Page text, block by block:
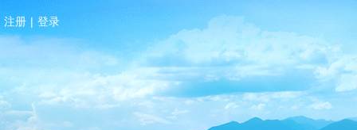
注册 | 登录